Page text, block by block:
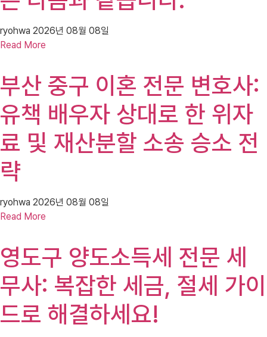
ryohwa 2026년 08월 08일
Read More
부산 중구 이혼 전문 변호사:
유책 배우자 상대로 한 위자
료 및 재산분할 소송 승소 전
략
ryohwa 2026년 08월 08일
Read More
영도구 양도소득세 전문 세
무사: 복잡한 세금, 절세 가이
드로 해결하세요!